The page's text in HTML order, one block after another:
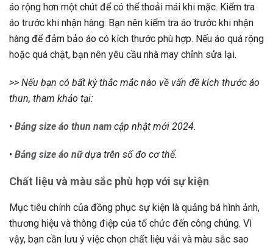
áo rộng hơn một chút để có thể thoải mái khi mặc. Kiểm tra
áo trước khi nhận hàng: Bạn nên kiểm tra áo trước khi nhận
hàng để đảm bảo áo có kích thước phù hợp. Nếu áo quá rộng
hoặc quá chật, bạn nên yêu cầu nhà may chỉnh sửa lại.
>> Nếu bạn có bất kỳ thắc mắc nào về vấn đề kích thước áo
thun, tham khảo tại:
• Bảng size áo thun nam cập nhật mới 2024.
• Bảng size áo nữdựa trên số đo cơ thể.
Chất liệu và màu sắc phù hợp với sự kiện
Mục tiêu chính của đồng phục sự kiện là quảng bá hình ảnh,
thương hiệu và thông điệp của tổ chức đến công chúng. Vì
vậy, bạn cần lưu ý việc chọn chất liệu vải và màu sắc sao